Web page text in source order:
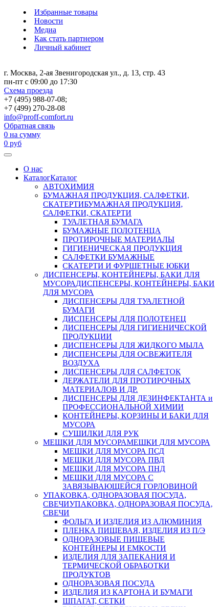
Избранные товары
Новости
Медиа
Как стать партнером
Личный кабинет
г. Москва, 2-ая Звенигородская ул., д. 13, стр. 43
пн-пт с 09:00 до 17:30
Схема проезда
+7 (495) 988-07-08;
+7 (499) 270-28-08
info@proff-comfort.ru
Обратная связь
0 на сумму
0 руб
О нас
КаталогКаталог
АВТОХИМИЯ
БУМАЖНАЯ ПРОДУКЦИЯ, САЛФЕТКИ,
СКАТЕРТИБУМАЖНАЯ ПРОДУКЦИЯ,
САЛФЕТКИ, СКАТЕРТИ
ТУАЛЕТНАЯ БУМАГА
БУМАЖНЫЕ ПОЛОТЕНЦА
ПРОТИРОЧНЫЕ МАТЕРИАЛЫ
ГИГИЕНИЧЕСКАЯ ПРОДУКЦИЯ
САЛФЕТКИ БУМАЖНЫЕ
СКАТЕРТИ И ФУРШЕТНЫЕ ЮБКИ
ДИСПЕНСЕРЫ, КОНТЕЙНЕРЫ, БАКИ ДЛЯ
МУСОРАДИСПЕНСЕРЫ, КОНТЕЙНЕРЫ, БАКИ
ДЛЯ МУСОРА
ДИСПЕНСЕРЫ ДЛЯ ТУАЛЕТНОЙ
БУМАГИ
ДИСПЕНСЕРЫ ДЛЯ ПОЛОТЕНЕЦ
ДИСПЕНСЕРЫ ДЛЯ ГИГИЕНИЧЕСКОЙ
ПРОДУКЦИИ
ДИСПЕНСЕРЫ ДЛЯ ЖИДКОГО МЫЛА
ДИСПЕНСЕРЫ ДЛЯ ОСВЕЖИТЕЛЯ
ВОЗДУХА
ДИСПЕНСЕРЫ ДЛЯ САЛФЕТОК
ДЕРЖАТЕЛИ ДЛЯ ПРОТИРОЧНЫХ
МАТЕРИАЛОВ И ДР.
ДИСПЕНСЕРЫ ДЛЯ ДЕЗИНФЕКТАНТА и
ПРОФЕССИОНАЛЬНОЙ ХИМИИ
КОНТЕЙНЕРЫ, КОРЗИНЫ И БАКИ ДЛЯ
МУСОРА
СУШИЛКИ ДЛЯ РУК
МЕШКИ ДЛЯ МУСОРАМЕШКИ ДЛЯ МУСОРА
МЕШКИ ДЛЯ МУСОРА ПСД
МЕШКИ ДЛЯ МУСОРА ПВД
МЕШКИ ДЛЯ МУСОРА ПНД
МЕШКИ ДЛЯ МУСОРА С
ЗАВЯЗЫВАЮЩЕЙСЯ ГОРЛОВИНОЙ
УПАКОВКА, ОДНОРАЗОВАЯ ПОСУДА,
СВЕЧИУПАКОВКА, ОДНОРАЗОВАЯ ПОСУДА,
СВЕЧИ
ФОЛЬГА И ИЗДЕЛИЯ ИЗ АЛЮМИНИЯ
ПЛЕНКА ПИЩЕВАЯ, ИЗДЕЛИЯ ИЗ П/Э
ОДНОРАЗОВЫЕ ПИЩЕВЫЕ
КОНТЕЙНЕРЫ И ЕМКОСТИ
ИЗДЕЛИЯ ДЛЯ ЗАПЕКАНИЯ И
ТЕРМИЧЕСКОЙ ОБРАБОТКИ
ПРОДУКТОВ
ОДНОРАЗОВАЯ ПОСУДА
ИЗДЕЛИЯ ИЗ КАРТОНА И БУМАГИ
ШПАГАТ, СЕТКИ